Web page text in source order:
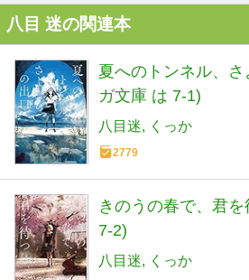
八目 迷の関連本
夏へのトンネル、
ガ文庫 は 7-1)
八目迷 くっか
2779
きのうの春で、君
7-2)
八目迷 くっか